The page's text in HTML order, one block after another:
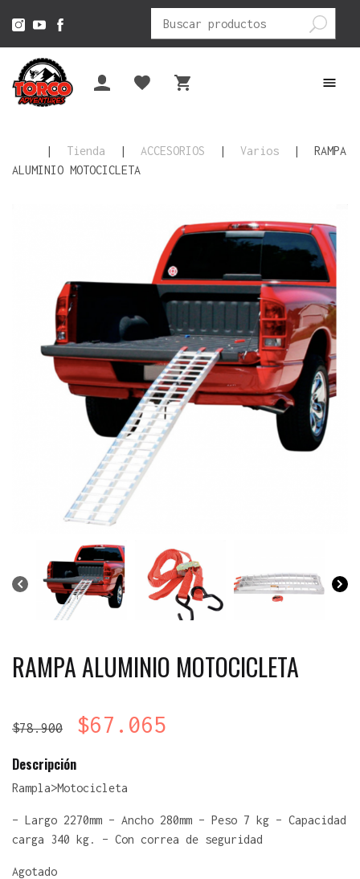
Buscar
por:
| Tienda | ACCESORIOS | Varios |
RAMPA
ALUMINIO MOTOCICLETA
RAMPA ALUMINIO MOTOCICLETA
$78.900 $67.065
Descripción
Rampla>Motocicleta
– Largo 2270mm – Ancho 280mm – Peso 7 kg – Capacidad
carga 340 kg. – Con correa de seguridad
Agotado